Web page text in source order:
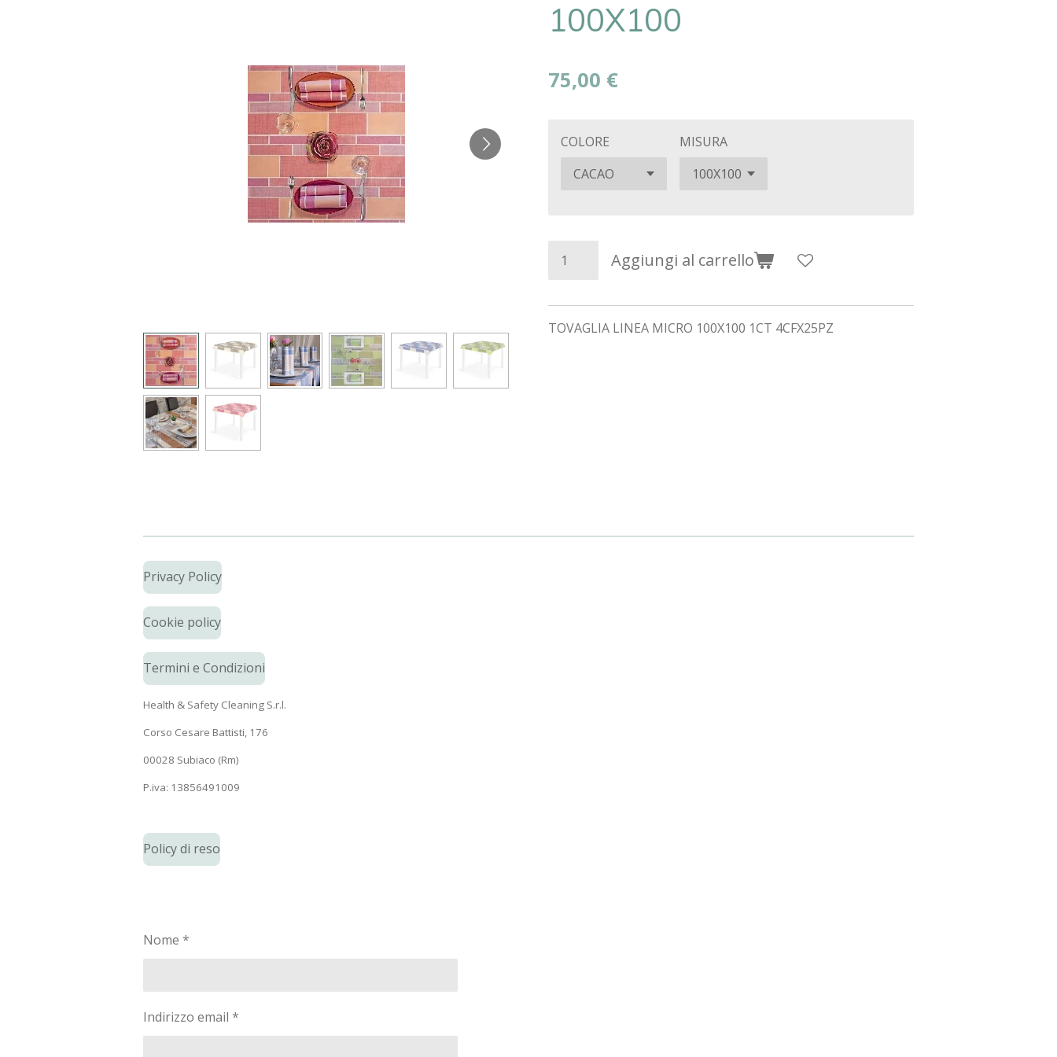
100X100
75,00 €
COLORE MISURA
Aggiungi al carrello
TOVAGLIA LINEA MICRO 100X100 1CT 4CFX25PZ
Privacy Policy
Cookie policy
Termini e Condizioni
Health & Safety Cleaning S.r.l.
Corso Cesare Battisti, 176
00028 Subiaco (Rm)
P.iva: 13856491009
Policy di reso
Nome *
Indirizzo email *